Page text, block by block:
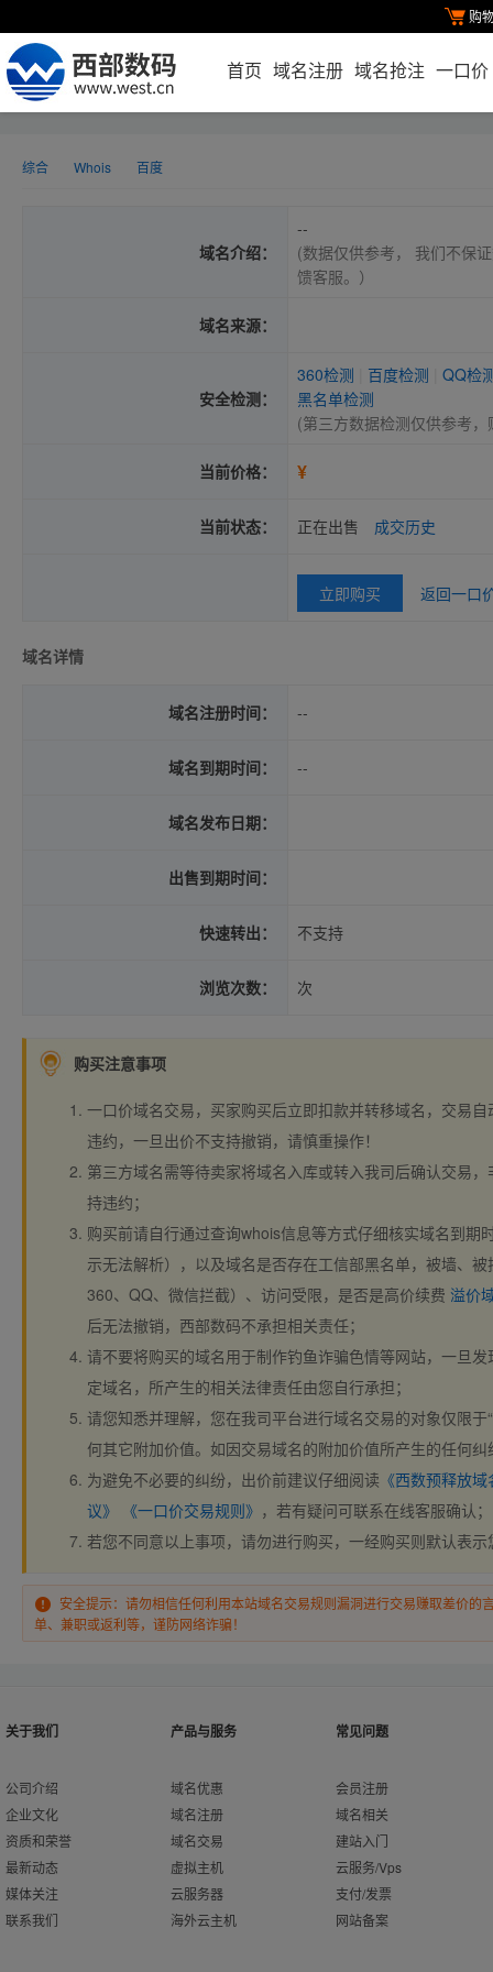
购
首页 域名注册 域名抢注 一口价
综合 Whois 百度
域名介绍：
--
(数据仅供参考， 我们不保
馈客服。）
域名来源：
安全检测：
360检测 百度检测
QQ检
黑名单检测
(第三方数据检测仅供参考
当前价格： ¥
当前状态： 正在出售 成交历史
立即购买 返回一口
域名详情
域名注册时间： --
域名到期时间： --
域名发布日期：
出售到期时间：
快速转出： 不支持
浏览次数： 次
购买注意事项
一口价域名交易，买家购买后立即扣款并转移域名，交易
违约，一旦出价不支持撤销，请慎重操作！
第三方域名需等待卖家将域名入库或转入我司后确认交易
持违约；
购买前请自行通过查询whois信息等方式仔细核实域名到期
示无法解析），以及域名是否存在工信部黑名单，被墙、
360、QQ、微信拦截）、访问受限，是否是高价续费 溢价
后无法撤销，西部数码不承担相关责任；
请不要将购买的域名用于制作钓鱼诈骗色情等网站，一旦
定域名，所产生的相关法律责任由您自行承担；
请您知悉并理解，您在我司平台进行域名交易的对象仅限于
何其它附加价值。如因交易域名的附加价值所产生的任何
为避免不必要的纠纷，出价前建议仔细阅读 《西数预释放
议》
《一口价交易规则》 ，若有疑问可联系在线客服确认；
若您不同意以上事项，请勿进行购买，一经购买则默认表
安全提示：请勿相信任何利用本站域名交易规则漏洞进行交易赚取差价的
单、兼职或返利等，谨防网络诈骗！
关于我们
公司介绍
企业文化
资质和荣誉
最新动态
媒体关注
联系我们
产品与服务
域名优惠
域名注册
域名交易
虚拟主机
云服务器
海外云主机
常见问题
会员注册
域名相关
建站入门
云服务/Vps
支付/发票
网站备案